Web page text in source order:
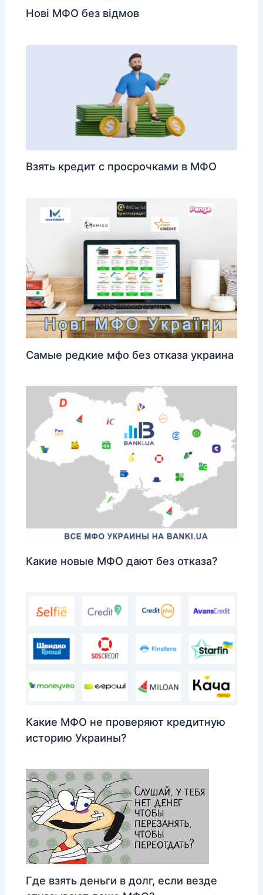
Нові МФО без відмов
Взять кредит с просрочками в МФО
Самые редкие мфо без отказа украина
Какие новые МФО дают без отказа?
Какие МФО не проверяют кредитную
историю Украины?
Где взять деньги в долг, если везде